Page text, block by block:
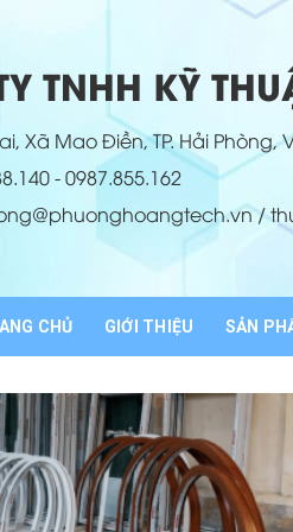
TNHH KỸ
Xã Mao Điền, TP. Hải Phòng,
- 0987.855.162
/
CHỦ GIỚI THIỆU SẢN